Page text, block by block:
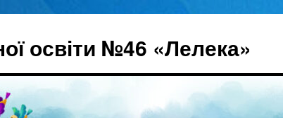
освіти №46 «Лелека»